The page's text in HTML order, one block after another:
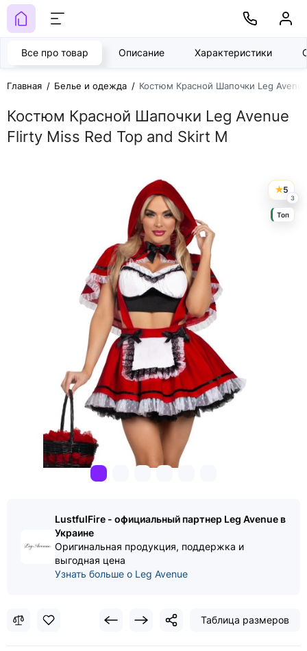
Главная Белье и одежда Костюм Красной Шапочки Leg
Костюм Красной Шапочки Leg Avenue
Flirty Miss Red Top and Skirt M
Все про товар Описание Характеристики
5
3
Топ
LustfulFire - официальный партнер Leg Avenue в
Украине
Оригинальная продукция, поддержка и
выгодная цена
Узнать больше о Leg Avenue
Таблица размеров